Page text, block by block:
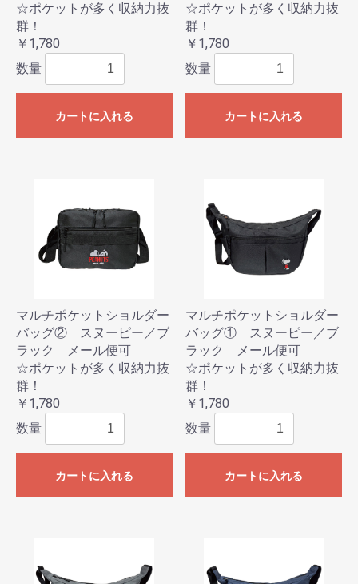
☆ポケットが多く収納力抜
群！
￥1,780
数量
カートに入れる
☆ポケットが多く収納力抜
群！
￥1,780
数量
カートに入れる
マルチポケットショルダー
バッグ② スヌーピー／ブ
ラック メール便可
☆ポケットが多く収納力抜
群！
￥1,780
数量
カートに入れる
マルチポケットショルダー
バッグ① スヌーピー／ブ
ラック メール便可
☆ポケットが多く収納力抜
群！
￥1,780
数量
カートに入れる